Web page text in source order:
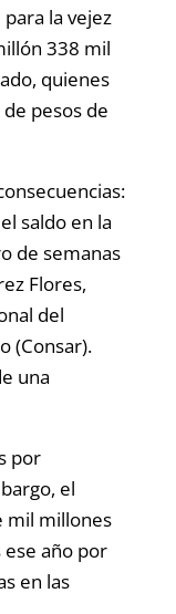
la vejez
338 mil
quienes
pesos de
saldo en la
de semanas
Flores,
del
(Consar).
una
por
el
mil millones
año por
en las